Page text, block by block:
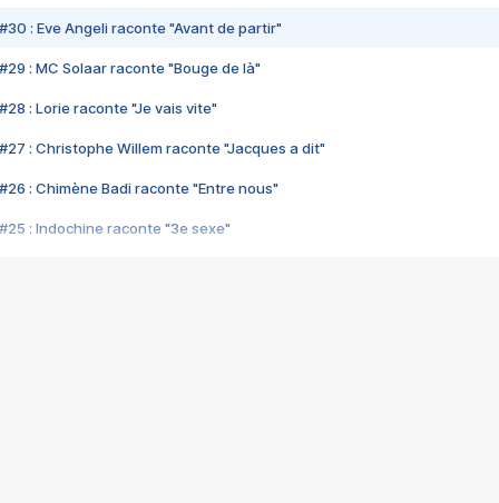
#30 : Eve Angeli raconte "Avant de partir"
#29 : MC Solaar raconte "Bouge de là"
#28 : Lorie raconte "Je vais vite"
#27 : Christophe Willem raconte "Jacques a dit"
#26 : Chimène Badi raconte "Entre nous"
#25 : Indochine raconte "3e sexe"